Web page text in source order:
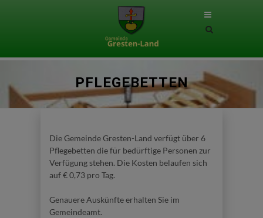
Site
PFLEGEBETTEN
Die Gemeinde Gresten-Land verfügt über 6
Pflegebetten die für bedürftige Personen zur
Verfügung stehen. Die Kosten belaufen sich
auf € 0,73 pro Tag.
Genauere Auskünfte erhalten Sie im
Gemeindeamt.